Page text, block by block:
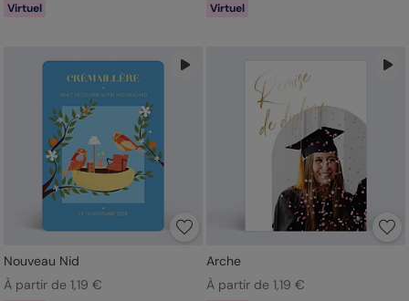
Virtuel Virtuel
Nouveau Nid
À partir de 1,19 €
Arche
À partir de 1,19 €